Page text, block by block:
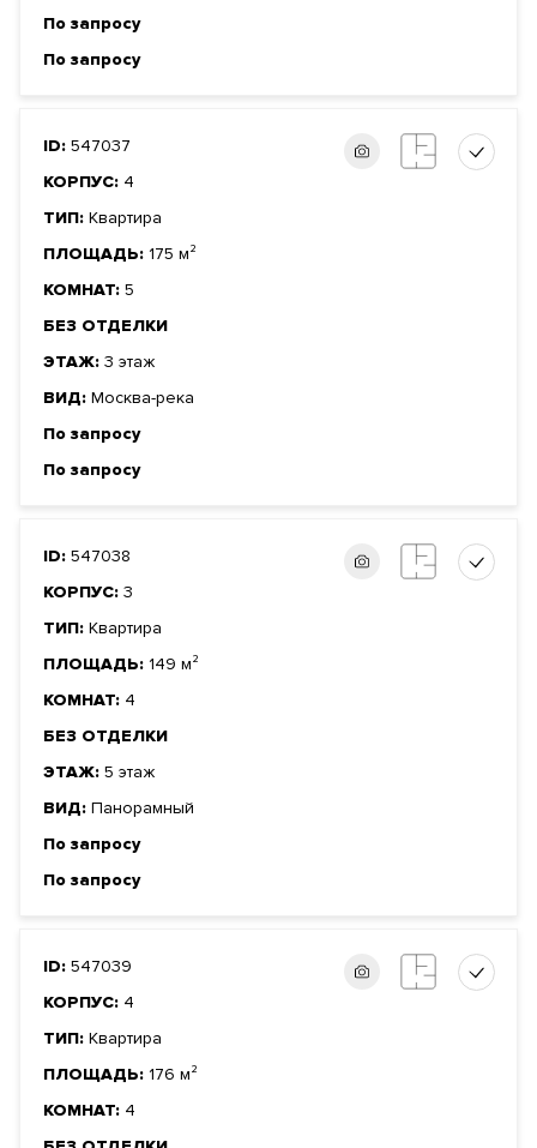
По запросу
По запросу
ID: 547037
КОРПУС: 4
ТИП: Квартира
ПЛОЩАДЬ: 175 м²
КОМНАТ: 5
БЕЗ ОТДЕЛКИ
ЭТАЖ: 3 этаж
ВИД: Москва-река
По запросу
По запросу
ID: 547038
КОРПУС: 3
ТИП: Квартира
ПЛОЩАДЬ: 149 м²
КОМНАТ: 4
БЕЗ ОТДЕЛКИ
ЭТАЖ: 5 этаж
ВИД: Панорамный
По запросу
По запросу
ID: 547039
КОРПУС: 4
ТИП: Квартира
ПЛОЩАДЬ: 176 м²
КОМНАТ: 4